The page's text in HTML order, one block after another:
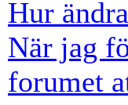
Hur
När jag
forumet